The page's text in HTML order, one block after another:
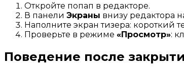
Откройте попап в редакторе.
В панели Экраны внизу редактора
Наполните экран тизера: короткий
Проверьте в режиме «Просмотр»:
Поведение после